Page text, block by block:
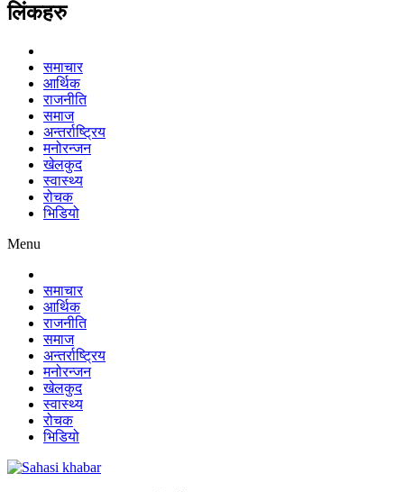
लिंकहरु
समाचार
आर्थिक
राजनीति
समाज
अन्तर्राष्ट्रिय
मनोरन्जन
खेलकुद
स्वास्थ्य
रोचक
भिडियो
Menu
समाचार
आर्थिक
राजनीति
समाज
अन्तर्राष्ट्रिय
मनोरन्जन
खेलकुद
स्वास्थ्य
रोचक
भिडियो